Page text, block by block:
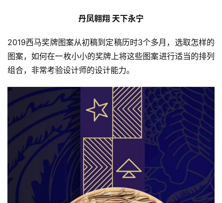
丹凤翱翔 天下永宁
2019西马奖牌图案从初稿到定稿历时3个多月，选取怎样的
图案，如何在一枚小小的奖牌上将这些图案进行适当的排列
组合，非常考验设计师的设计能力。